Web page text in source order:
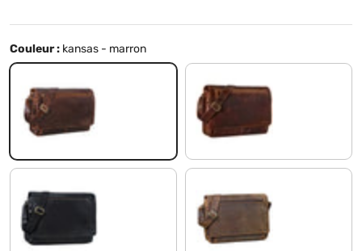
Couleur : kansas - marron
kansas - marron florida - marron
noir colorado - marron